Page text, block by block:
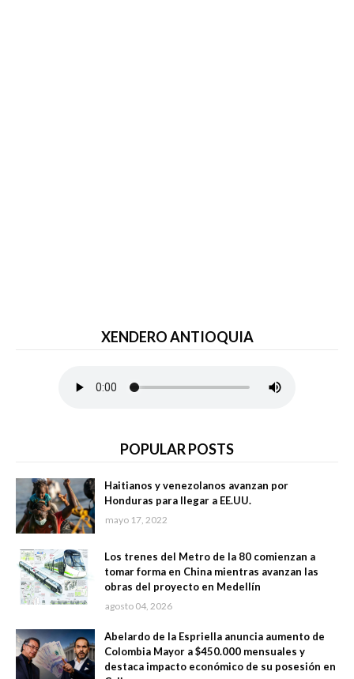
XENDERO ANTIOQUIA
POPULAR POSTS
Haitianos y venezolanos avanzan por
Honduras para llegar a EE.UU.
mayo 17, 2022
Los trenes del Metro de la 80 comienzan a
tomar forma en China mientras avanzan las
obras del proyecto en Medellín
agosto 04, 2026
Abelardo de la Espriella anuncia aumento de
Colombia Mayor a $450.000 mensuales y
destaca impacto económico de su posesión en